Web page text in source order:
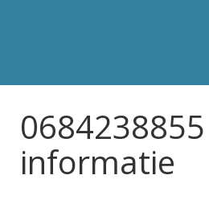
0684238855
informatie